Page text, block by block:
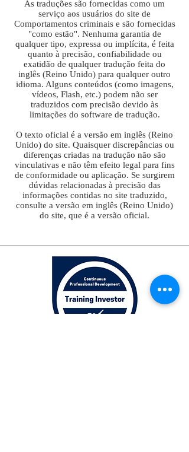
As traduções são fornecidas como um
serviço aos usuários do site de
Comportamentos criminais e são fornecidas
"como estão". Nenhuma garantia de
qualquer tipo, expressa ou implícita, é feita
quanto à precisão, confiabilidade ou
exatidão de qualquer tradução feita do
inglês (Reino Unido) para qualquer outro
idioma. Alguns conteúdos (como imagens,
vídeos, Flash, etc.) podem não ser
traduzidos com precisão devido às
limitações do software de tradução.
O texto oficial é a versão em inglês (Reino
Unido) do site. Quaisquer discrepâncias ou
diferenças criadas na tradução não são
vinculativas e não têm efeito legal para fins
de conformidade ou aplicação. Se surgirem
dúvidas relacionadas à precisão das
informações contidas no site traduzido,
consulte a versão em inglês (Reino Unido)
do site, que é a versão oficial.